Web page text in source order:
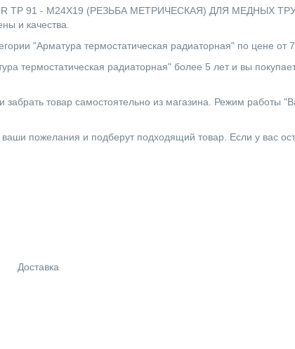
91 - М24X19 (РЕЗЬБА МЕТРИЧЕСКАЯ) ДЛЯ МЕДНЫХ ТРУБ
и качества.
"Арматура термостатическая радиаторная" по цене от
термостатическая радиаторная" более 5 лет и вы
забрать товар самостоятельно из магазина. Режим
ваши пожелания и подберут подходящий товар. Если у вас
Доставка